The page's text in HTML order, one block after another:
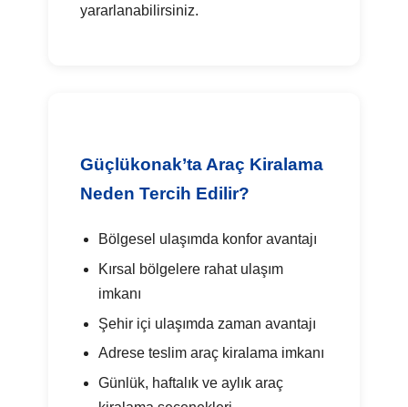
yararlanabilirsiniz.
Güçlükonak’ta Araç Kiralama
Neden Tercih Edilir?
Bölgesel ulaşımda konfor avantajı
Kırsal bölgelere rahat ulaşım
imkanı
Şehir içi ulaşımda zaman avantajı
Adrese teslim araç kiralama imkanı
Günlük, haftalık ve aylık araç